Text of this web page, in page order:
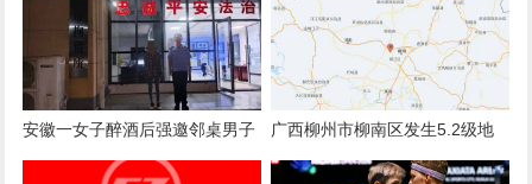
安徽一女子醉酒后强邀邻桌男子
拼酒，遭拒后心生不满言语辱骂
广西柳州市柳南区发生5.2级地
震 南宁、河池等地有震感